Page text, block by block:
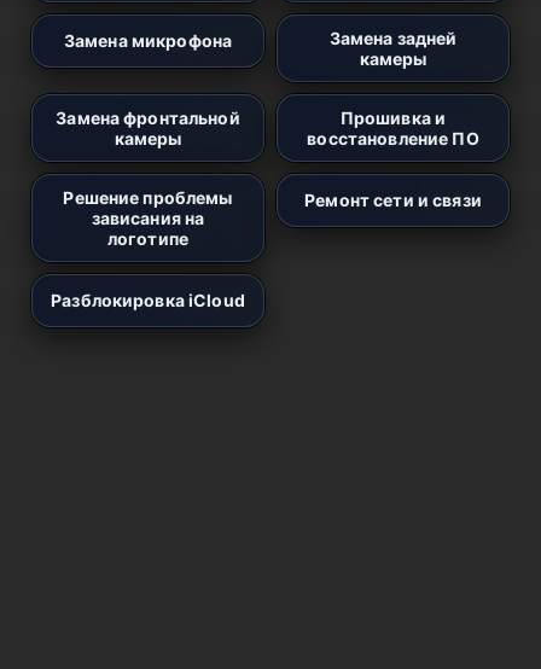
Замена микрофона
Замена задней
камеры
Замена фронтальной
камеры
Прошивка и
восстановление ПО
Решение проблемы
зависания на
логотипе
Ремонт сети и связи
Разблокировка iCloud